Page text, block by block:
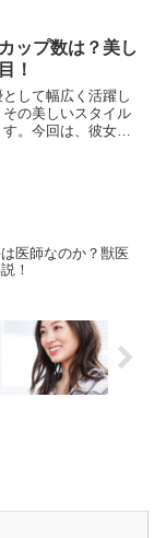
このときはあくまで
い...
ップ数は？美し
！
して幅広く活躍し
の美しいスタイル
。今回は、彼女の
医師なのか？獣医
！